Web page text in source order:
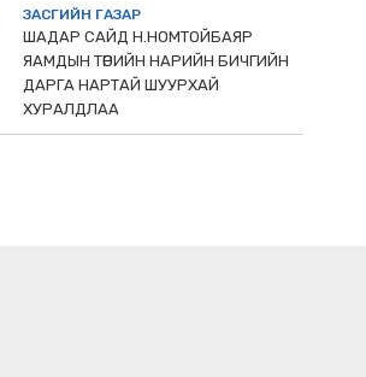
ЗАСГИЙН ГАЗАР
ШАДАР САЙД Н.НОМТОЙБАЯР
ЯАМДЫН ТӨРИЙН НАРИЙН БИЧГИЙН
ДАРГА НАРТАЙ ШУУРХАЙ
ХУРАЛДЛАА